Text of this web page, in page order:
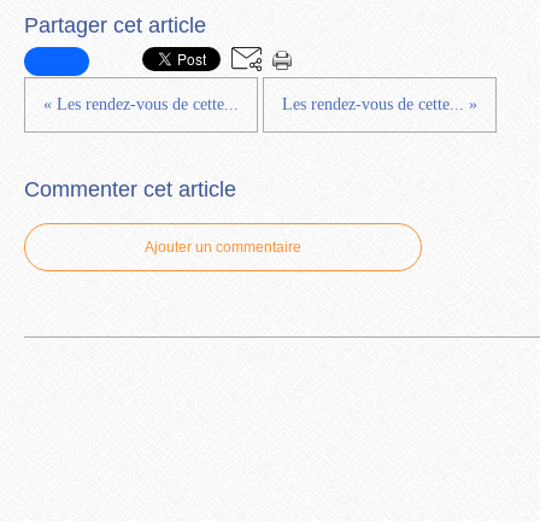
Partager cet article
« Les rendez-vous de cette... Les rendez-vous de cette... »
Commenter cet article
Ajouter un commentaire